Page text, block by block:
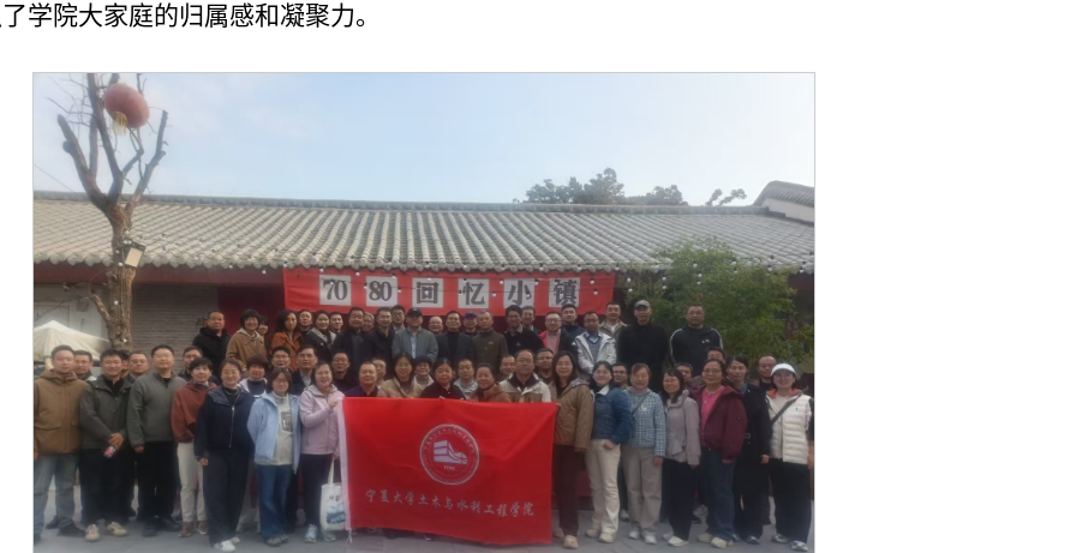
学院大家庭的归属感和凝聚力。